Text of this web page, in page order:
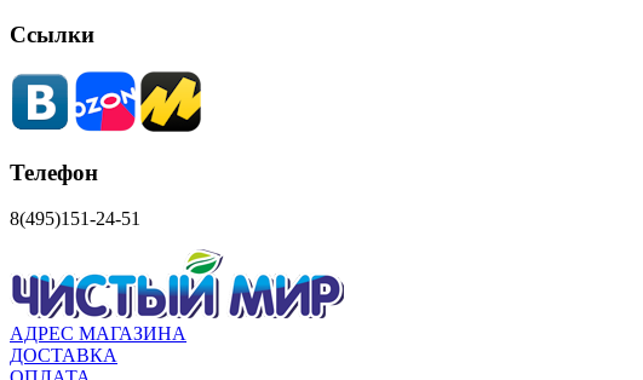
Ссылки
Телефон
8(495)151-24-51
АДРЕС МАГАЗИНА
ДОСТАВКА